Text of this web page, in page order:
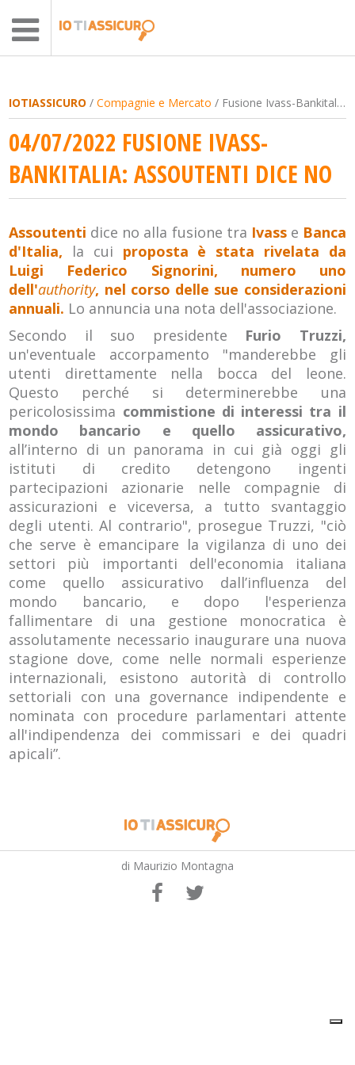
IOTIASSICURO /Compagnie e Mercato / Fusione Ivass-Bankitalia: Assoutenti dice no
04/07/2022 FUSIONE IVASS-
BANKITALIA: ASSOUTENTI DICE NO
Assoutenti dice no alla fusione tra Ivasse Banca
d'Italia, la cui proposta è stata rivelata da
Luigi Federico Signorini, numero uno
dell'authority, nel corso delle sue considerazioni
annuali. Lo annuncia una nota dell'associazione.
Secondo il suo presidente Furio Truzzi,
un'eventuale accorpamento "manderebbe gli
utenti direttamente nella bocca del leone.
Questo perché si determinerebbe una
pericolosissima commistione di interessi tra il
mondo bancario e quello assicurativo,
all’interno di un panorama in cui già oggi gli
istituti di credito detengono ingenti
partecipazioni azionarie nelle compagnie di
assicurazioni e viceversa, a tutto svantaggio
degli utenti. Al contrario", prosegue Truzzi, "ciò
che serve è emancipare la vigilanza di uno dei
settori più importanti dell'economia italiana
come quello assicurativo dall’influenza del
mondo bancario, e dopo l'esperienza
fallimentare di una gestione monocratica è
assolutamente necessario inaugurare una nuova
stagione dove, come nelle normali esperienze
internazionali, esistono autorità di controllo
settoriali con una governance indipendente e
nominata con procedure parlamentari attente
all'indipendenza dei commissari e dei quadri
apicali”.
di Maurizio Montagna